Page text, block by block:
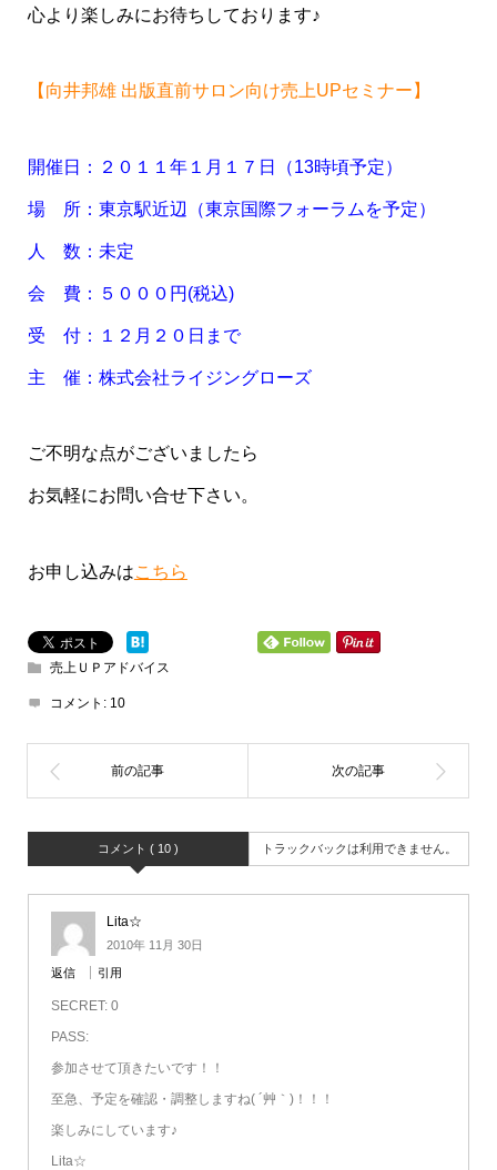
心より楽しみにお待ちしております♪
【向井邦雄 出版直前サロン向け売上UPセミナー】
開催日：２０１１年１月１７日（13時頃予定）
場 所：東京駅近辺（東京国際フォーラムを予定）
人 数：未定
会 費：５０００円(税込)
受 付：１２月２０日まで
主 催：株式会社ライジングローズ
ご不明な点がございましたら
お気軽にお問い合せ下さい。
お申し込みはこちら
売上ＵＰアドバイス
コメント: 10
コメント ( 10 ) トラックバックは利用できません。
Lita☆
2010年 11月 30日
返信 引用
SECRET: 0
PASS:
参加させて頂きたいです！！
至急、予定を確認・調整しますね( ´艸｀)！！！
楽しみにしています♪
Lita☆